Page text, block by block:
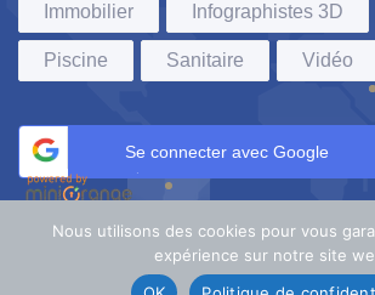
Immobilier Infographistes 3D
Piscine Sanitaire Vidéo
Se connecter avec Google
2022. Tous droits réservés.
Nous utilisons des cookies pour vous
expérience sur notre site